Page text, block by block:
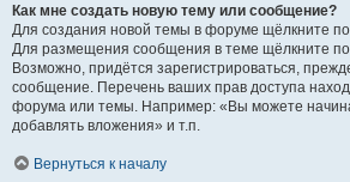
Как мне создать новую тему или сообщение?
Для создания новой темы в форуме щёлкните по
Для размещения сообщения в теме щёлкните по
Возможно, придётся зарегистрироваться,
сообщение. Перечень ваших прав доступа
форума или темы. Например: «Вы можете
добавлять вложения» и т.п.
Вернуться к началу